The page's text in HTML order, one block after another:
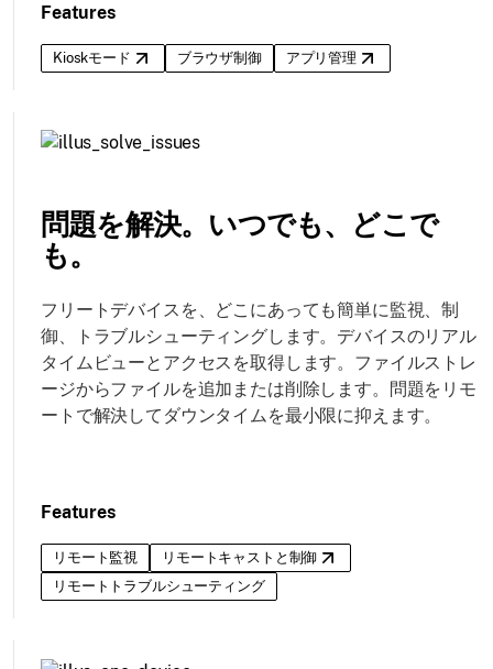
Features
Kioskモード ブラウザ制御 アプリ管理
問題を解決。いつでも、どこで
も。
フリートデバイスを、どこにあっても簡単に監視、制
御、トラブルシューティングします。デバイスのリアル
タイムビューとアクセスを取得します。ファイルストレ
ージからファイルを追加または削除します。問題をリモ
ートで解決してダウンタイムを最小限に抑えます。
Features
リモート監視
リモートキャストと制御
リモートトラブルシューティング